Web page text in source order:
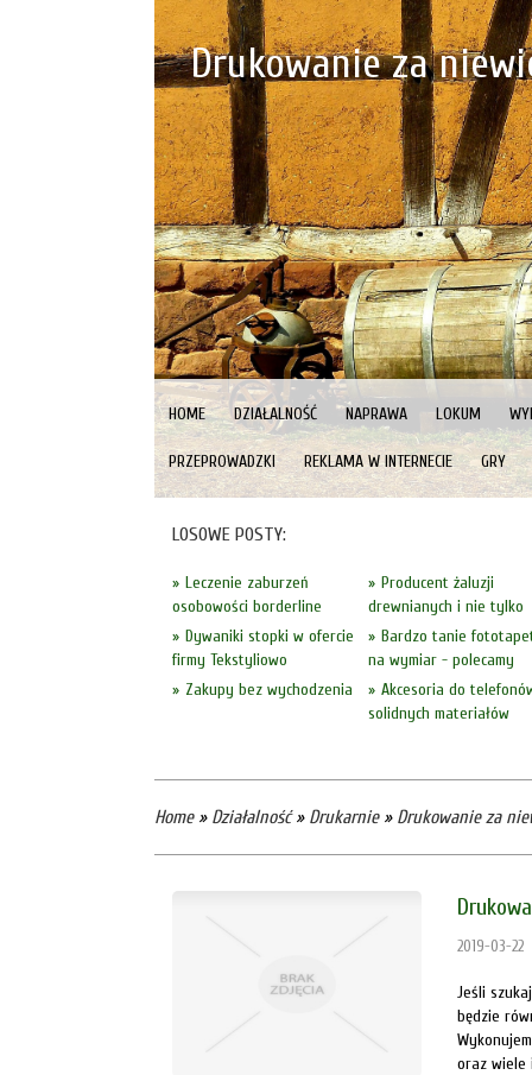
HOME DZIAŁALNOŚĆ NAPRAWA LOKUM
PRZEPROWADZKI REKLAMA W INTERNECIE GRY
Drukowanie za
LOSOWE POSTY:
Producent żaluzji
drewnianych i nie tylko
Leczenie zaburzeń
osobowości borderline
Bardzo tanie
na wymiar - polecamy
Dywaniki stopki w ofercie
firmy Tekstyliowo
Akcesoria do
solidnych materiałów
Zakupy bez wychodzenia
Home» Działalność» Drukarnie» Drukowanie za
2019-03-22
Jeśli
będzie
oraz wiele